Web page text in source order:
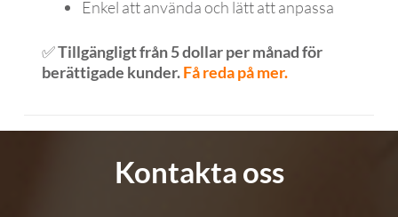
Enkel att använda och lätt att anpassa
✅Tillgängligt från 5 dollar per månad för
berättigade kunder.Få reda på mer.
Kontakta oss